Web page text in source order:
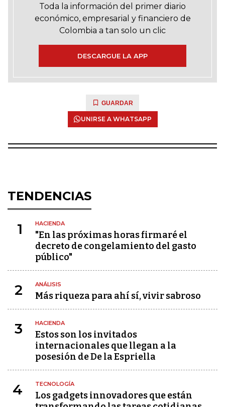
Toda la información del primer diario
económico, empresarial y financiero de
Colombia a tan solo un clic
DESCARGUE LA APP
GUARDAR
UNIRSE A WHATSAPP
TENDENCIAS
1 HACIENDA
"En las próximas horas firmaré el
decreto de congelamiento del gasto
público"
2 ANÁLISIS
Más riqueza para ahí sí, vivir sabroso
3 HACIENDA
Estos son los invitados
internacionales que llegan a la
posesión de De la Espriella
4 TECNOLOGÍA
Los gadgets innovadores que están